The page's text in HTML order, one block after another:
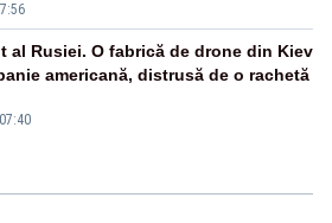
al Rusiei. O fabrică de drone din Kiev
americană, distrusă de o rachetă